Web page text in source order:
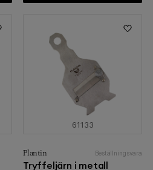
61133
Plantin Beställningsvara
Tryffeljärn i metall